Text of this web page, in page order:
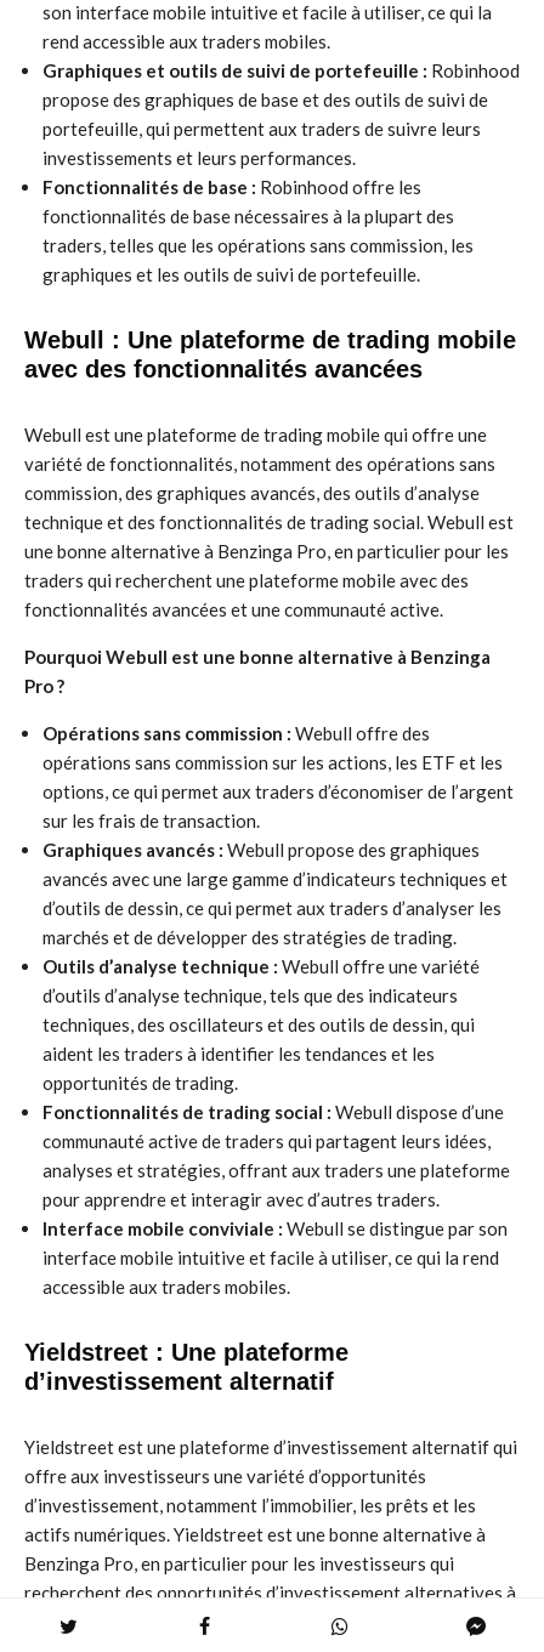
son interface mobile intuitive et facile à utiliser, ce qui la
rend accessible aux traders mobiles.
Graphiques et outils de suivi de portefeuille : Robinhood
propose des graphiques de base et des outils de suivi de
portefeuille, qui permettent aux traders de suivre leurs
investissements et leurs performances.
Fonctionnalités de base : Robinhood offre les
fonctionnalités de base nécessaires à la plupart des
traders, telles que les opérations sans commission, les
graphiques et les outils de suivi de portefeuille.
Webull : Une plateforme de trading mobile
avec des fonctionnalités avancées
Webull est une plateforme de trading mobile qui offre une
variété de fonctionnalités, notamment des opérations sans
commission, des graphiques avancés, des outils d’analyse
technique et des fonctionnalités de trading social. Webull est
une bonne alternative à Benzinga Pro, en particulier pour les
traders qui recherchent une plateforme mobile avec des
fonctionnalités avancées et une communauté active.
Pourquoi Webull est une bonne alternative à Benzinga
Pro ?
Opérations sans commission : Webull offre des
opérations sans commission sur les actions, les ETF et les
options, ce qui permet aux traders d’économiser de l’argent
sur les frais de transaction.
Graphiques avancés : Webull propose des graphiques
avancés avec une large gamme d’indicateurs techniques et
d’outils de dessin, ce qui permet aux traders d’analyser les
marchés et de développer des stratégies de trading.
Outils d’analyse technique : Webull offre une variété
d’outils d’analyse technique, tels que des indicateurs
techniques, des oscillateurs et des outils de dessin, qui
aident les traders à identifier les tendances et les
opportunités de trading.
Fonctionnalités de trading social : Webull dispose d’une
communauté active de traders qui partagent leurs idées,
analyses et stratégies, offrant aux traders une plateforme
pour apprendre et interagir avec d’autres traders.
Interface mobile conviviale : Webull se distingue par son
interface mobile intuitive et facile à utiliser, ce qui la rend
accessible aux traders mobiles.
Yieldstreet : Une plateforme
d’investissement alternatif
Yieldstreet est une plateforme d’investissement alternatif qui
offre aux investisseurs une variété d’opportunités
d’investissement, notamment l’immobilier, les prêts et les
actifs numériques. Yieldstreet est une bonne alternative à
Benzinga Pro, en particulier pour les investisseurs qui
recherchent des opportunités d’investissement alternatives à
rendement élevé.